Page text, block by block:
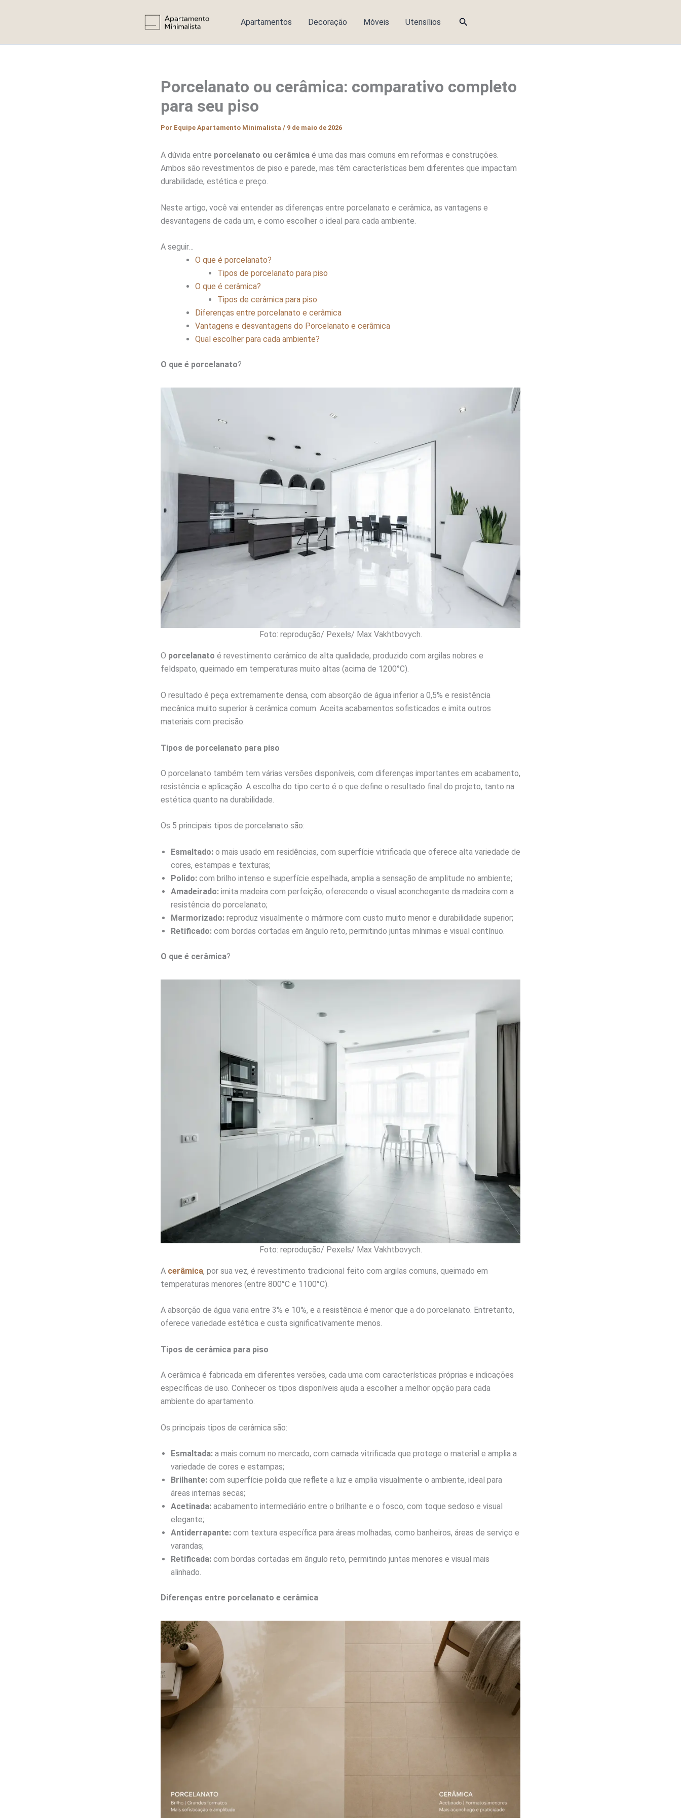
conteúdo
Apartamentos Decoração Móveis Utensílios Pesquisar
Porcelanato ou cerâmica: comparativo completo
para seu piso
Por Equipe Apartamento Minimalista / 9 de maio de 2026
A dúvida entre porcelanato ou cerâmica é uma das mais comuns em reformas e construções.
Ambos são revestimentos de piso e parede, mas têm características bem diferentes que impactam
durabilidade, estética e preço.
Neste artigo, você vai entender as diferenças entre porcelanato e cerâmica, as vantagens e
desvantagens de cada um, e como escolher o ideal para cada ambiente.
A seguir…
O que é porcelanato?
Tipos de porcelanato para piso
O que é cerâmica?
Tipos de cerâmica para piso
Diferenças entre porcelanato e cerâmica
Vantagens e desvantagens do Porcelanato e cerâmica
Qual escolher para cada ambiente?
O que é porcelanato?
Foto: reprodução/ Pexels/ Max Vakhtbovych.
O porcelanato é revestimento cerâmico de alta qualidade, produzido com argilas nobres e
feldspato, queimado em temperaturas muito altas (acima de 1200°C).
O resultado é peça extremamente densa, com absorção de água inferior a 0,5% e resistência
mecânica muito superior à cerâmica comum. Aceita acabamentos sofisticados e imita outros
materiais com precisão.
Tipos de porcelanato para piso
O porcelanato também tem várias versões disponíveis, com diferenças importantes em acabamento,
resistência e aplicação. A escolha do tipo certo é o que define o resultado final do projeto, tanto na
estética quanto na durabilidade.
Os 5 principais tipos de porcelanato são:
Esmaltado: o mais usado em residências, com superfície vitrificada que oferece alta variedade de
cores, estampas e texturas;
Polido: com brilho intenso e superfície espelhada, amplia a sensação de amplitude no ambiente;
Amadeirado: imita madeira com perfeição, oferecendo o visual aconchegante da madeira com a
resistência do porcelanato;
Marmorizado: reproduz visualmente o mármore com custo muito menor e durabilidade superior;
Retificado: com bordas cortadas em ângulo reto, permitindo juntas mínimas e visual contínuo.
O que é cerâmica?
Foto: reprodução/ Pexels/ Max Vakhtbovych.
A cerâmica, por sua vez, é revestimento tradicional feito com argilas comuns, queimado em
temperaturas menores (entre 800°C e 1100°C).
A absorção de água varia entre 3% e 10%, e a resistência é menor que a do porcelanato. Entretanto,
oferece variedade estética e custa significativamente menos.
Tipos de cerâmica para piso
A cerâmica é fabricada em diferentes versões, cada uma com características próprias e indicações
específicas de uso. Conhecer os tipos disponíveis ajuda a escolher a melhor opção para cada
ambiente do apartamento.
Os principais tipos de cerâmica são:
Esmaltada: a mais comum no mercado, com camada vitrificada que protege o material e amplia a
variedade de cores e estampas;
Brilhante: com superfície polida que reflete a luz e amplia visualmente o ambiente, ideal para
áreas internas secas;
Acetinada: acabamento intermediário entre o brilhante e o fosco, com toque sedoso e visual
elegante;
Antiderrapante: com textura específica para áreas molhadas, como banheiros, áreas de serviço e
varandas;
Retificada: com bordas cortadas em ângulo reto, permitindo juntas menores e visual mais
alinhado.
Diferenças entre porcelanato e cerâmica